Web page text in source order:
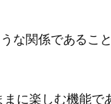
な関係である
に楽しむ機能